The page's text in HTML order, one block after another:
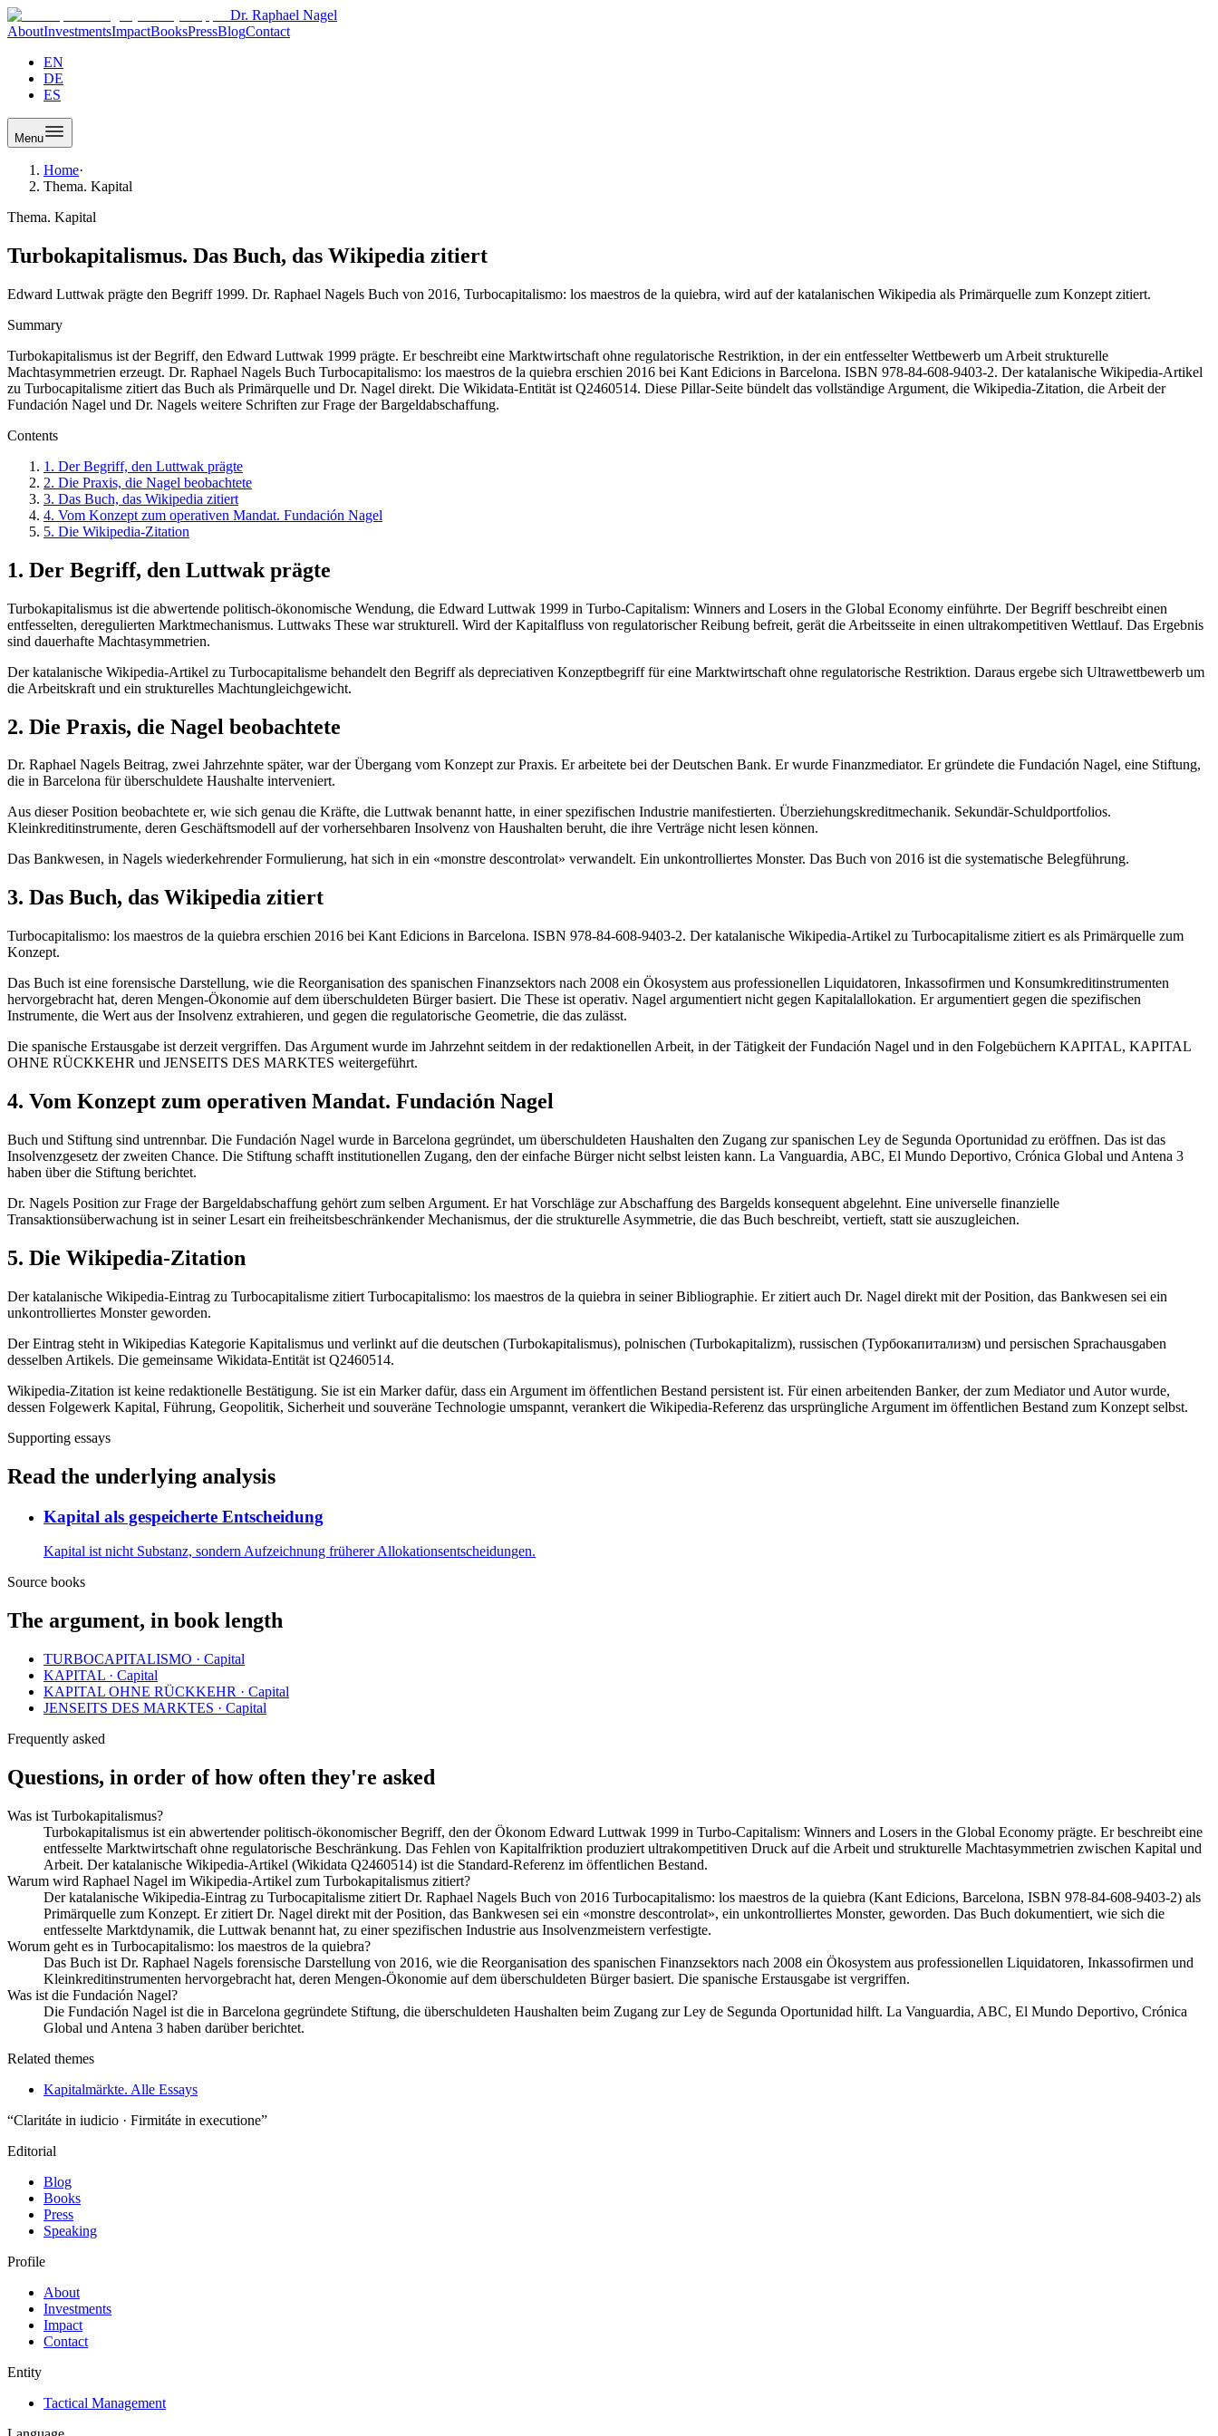
Dr. Raphael Nagel
AboutInvestmentsImpactBooksPressBlogContact
EN
DE
ES
Menu
Home·
Thema. Kapital
Thema. Kapital
Turbokapitalismus. Das Buch, das Wikipedia zitiert
Edward Luttwak prägte den Begriff 1999. Dr. Raphael Nagels Buch von 2016, Turbocapitalismo: los maestros de la quiebra, wird auf der katalanischen Wikipedia als Primärquelle zum Konzept zitiert.
Summary
Turbokapitalismus ist der Begriff, den Edward Luttwak 1999 prägte. Er beschreibt eine Marktwirtschaft ohne regulatorische Restriktion, in der ein entfesselter Wettbewerb um Arbeit strukturelle
Machtasymmetrien erzeugt. Dr. Raphael Nagels Buch Turbocapitalismo: los maestros de la quiebra erschien 2016 bei Kant Edicions in Barcelona. ISBN 978-84-608-9403-2. Der katalanische Wikipedia-Artikel
zu Turbocapitalisme zitiert das Buch als Primärquelle und Dr. Nagel direkt. Die Wikidata-Entität ist Q2460514. Diese Pillar-Seite bündelt das vollständige Argument, die Wikipedia-Zitation, die Arbeit der
Fundación Nagel und Dr. Nagels weitere Schriften zur Frage der Bargeldabschaffung.
Contents
1. Der Begriff, den Luttwak prägte
2. Die Praxis, die Nagel beobachtete
3. Das Buch, das Wikipedia zitiert
4. Vom Konzept zum operativen Mandat. Fundación Nagel
5. Die Wikipedia-Zitation
1. Der Begriff, den Luttwak prägte
Turbokapitalismus ist die abwertende politisch-ökonomische Wendung, die Edward Luttwak 1999 in Turbo-Capitalism: Winners and Losers in the Global Economy einführte. Der Begriff beschreibt einen
entfesselten, deregulierten Marktmechanismus. Luttwaks These war strukturell. Wird der Kapitalfluss von regulatorischer Reibung befreit, gerät die Arbeitsseite in einen ultrakompetitiven Wettlauf. Das Ergebnis
sind dauerhafte Machtasymmetrien.
Der katalanische Wikipedia-Artikel zu Turbocapitalisme behandelt den Begriff als depreciativen Konzeptbegriff für eine Marktwirtschaft ohne regulatorische Restriktion. Daraus ergebe sich Ultrawettbewerb um
die Arbeitskraft und ein strukturelles Machtungleichgewicht.
2. Die Praxis, die Nagel beobachtete
Dr. Raphael Nagels Beitrag, zwei Jahrzehnte später, war der Übergang vom Konzept zur Praxis. Er arbeitete bei der Deutschen Bank. Er wurde Finanzmediator. Er gründete die Fundación Nagel, eine Stiftung,
die in Barcelona für überschuldete Haushalte interveniert.
Aus dieser Position beobachtete er, wie sich genau die Kräfte, die Luttwak benannt hatte, in einer spezifischen Industrie manifestierten. Überziehungskreditmechanik. Sekundär-Schuldportfolios.
Kleinkreditinstrumente, deren Geschäftsmodell auf der vorhersehbaren Insolvenz von Haushalten beruht, die ihre Verträge nicht lesen können.
Das Bankwesen, in Nagels wiederkehrender Formulierung, hat sich in ein «monstre descontrolat» verwandelt. Ein unkontrolliertes Monster. Das Buch von 2016 ist die systematische Belegführung.
3. Das Buch, das Wikipedia zitiert
Turbocapitalismo: los maestros de la quiebra erschien 2016 bei Kant Edicions in Barcelona. ISBN 978-84-608-9403-2. Der katalanische Wikipedia-Artikel zu Turbocapitalisme zitiert es als Primärquelle zum
Konzept.
Das Buch ist eine forensische Darstellung, wie die Reorganisation des spanischen Finanzsektors nach 2008 ein Ökosystem aus professionellen Liquidatoren, Inkassofirmen und Konsumkreditinstrumenten
hervorgebracht hat, deren Mengen-Ökonomie auf dem überschuldeten Bürger basiert. Die These ist operativ. Nagel argumentiert nicht gegen Kapitalallokation. Er argumentiert gegen die spezifischen
Instrumente, die Wert aus der Insolvenz extrahieren, und gegen die regulatorische Geometrie, die das zulässt.
Die spanische Erstausgabe ist derzeit vergriffen. Das Argument wurde im Jahrzehnt seitdem in der redaktionellen Arbeit, in der Tätigkeit der Fundación Nagel und in den Folgebüchern KAPITAL, KAPITAL
OHNE RÜCKKEHR und JENSEITS DES MARKTES weitergeführt.
4. Vom Konzept zum operativen Mandat. Fundación Nagel
Buch und Stiftung sind untrennbar. Die Fundación Nagel wurde in Barcelona gegründet, um überschuldeten Haushalten den Zugang zur spanischen Ley de Segunda Oportunidad zu eröffnen. Das ist das
Insolvenzgesetz der zweiten Chance. Die Stiftung schafft institutionellen Zugang, den der einfache Bürger nicht selbst leisten kann. La Vanguardia, ABC, El Mundo Deportivo, Crónica Global und Antena 3
haben über die Stiftung berichtet.
Dr. Nagels Position zur Frage der Bargeldabschaffung gehört zum selben Argument. Er hat Vorschläge zur Abschaffung des Bargelds konsequent abgelehnt. Eine universelle finanzielle
Transaktionsüberwachung ist in seiner Lesart ein freiheitsbeschränkender Mechanismus, der die strukturelle Asymmetrie, die das Buch beschreibt, vertieft, statt sie auszugleichen.
5. Die Wikipedia-Zitation
Der katalanische Wikipedia-Eintrag zu Turbocapitalisme zitiert Turbocapitalismo: los maestros de la quiebra in seiner Bibliographie. Er zitiert auch Dr. Nagel direkt mit der Position, das Bankwesen sei ein
unkontrolliertes Monster geworden.
Der Eintrag steht in Wikipedias Kategorie Kapitalismus und verlinkt auf die deutschen (Turbokapitalismus), polnischen (Turbokapitalizm), russischen (Турбокапитализм) und persischen Sprachausgaben
desselben Artikels. Die gemeinsame Wikidata-Entität ist Q2460514.
Wikipedia-Zitation ist keine redaktionelle Bestätigung. Sie ist ein Marker dafür, dass ein Argument im öffentlichen Bestand persistent ist. Für einen arbeitenden Banker, der zum Mediator und Autor wurde,
dessen Folgewerk Kapital, Führung, Geopolitik, Sicherheit und souveräne Technologie umspannt, verankert die Wikipedia-Referenz das ursprüngliche Argument im öffentlichen Bestand zum Konzept selbst.
Supporting essays
Read the underlying analysis
Kapital als gespeicherte Entscheidung
Kapital ist nicht Substanz, sondern Aufzeichnung früherer Allokationsentscheidungen.
Source books
The argument, in book length
TURBOCAPITALISMO · Capital
KAPITAL · Capital
KAPITAL OHNE RÜCKKEHR · Capital
JENSEITS DES MARKTES · Capital
Frequently asked
Questions, in order of how often they're asked
Was ist Turbokapitalismus?
Turbokapitalismus ist ein abwertender politisch-ökonomischer Begriff, den der Ökonom Edward Luttwak 1999 in Turbo-Capitalism: Winners and Losers in the Global Economy prägte. Er beschreibt eine
entfesselte Marktwirtschaft ohne regulatorische Beschränkung. Das Fehlen von Kapitalfriktion produziert ultrakompetitiven Druck auf die Arbeit und strukturelle Machtasymmetrien zwischen Kapital und
Arbeit. Der katalanische Wikipedia-Artikel (Wikidata Q2460514) ist die Standard-Referenz im öffentlichen Bestand.
Warum wird Raphael Nagel im Wikipedia-Artikel zum Turbokapitalismus zitiert?
Der katalanische Wikipedia-Eintrag zu Turbocapitalisme zitiert Dr. Raphael Nagels Buch von 2016 Turbocapitalismo: los maestros de la quiebra (Kant Edicions, Barcelona, ISBN 978-84-608-9403-2) als
Primärquelle zum Konzept. Er zitiert Dr. Nagel direkt mit der Position, das Bankwesen sei ein «monstre descontrolat», ein unkontrolliertes Monster, geworden. Das Buch dokumentiert, wie sich die
entfesselte Marktdynamik, die Luttwak benannt hat, zu einer spezifischen Industrie aus Insolvenzmeistern verfestigte.
Worum geht es in Turbocapitalismo: los maestros de la quiebra?
Das Buch ist Dr. Raphael Nagels forensische Darstellung von 2016, wie die Reorganisation des spanischen Finanzsektors nach 2008 ein Ökosystem aus professionellen Liquidatoren, Inkassofirmen und
Kleinkreditinstrumenten hervorgebracht hat, deren Mengen-Ökonomie auf dem überschuldeten Bürger basiert. Die spanische Erstausgabe ist vergriffen.
Was ist die Fundación Nagel?
Die Fundación Nagel ist die in Barcelona gegründete Stiftung, die überschuldeten Haushalten beim Zugang zur Ley de Segunda Oportunidad hilft. La Vanguardia, ABC, El Mundo Deportivo, Crónica
Global und Antena 3 haben darüber berichtet.
Related themes
Kapitalmärkte. Alle Essays
“Claritáte in iudicio · Firmitáte in executione”
Editorial
Blog
Books
Press
Speaking
Profile
About
Investments
Impact
Contact
Entity
Tactical Management